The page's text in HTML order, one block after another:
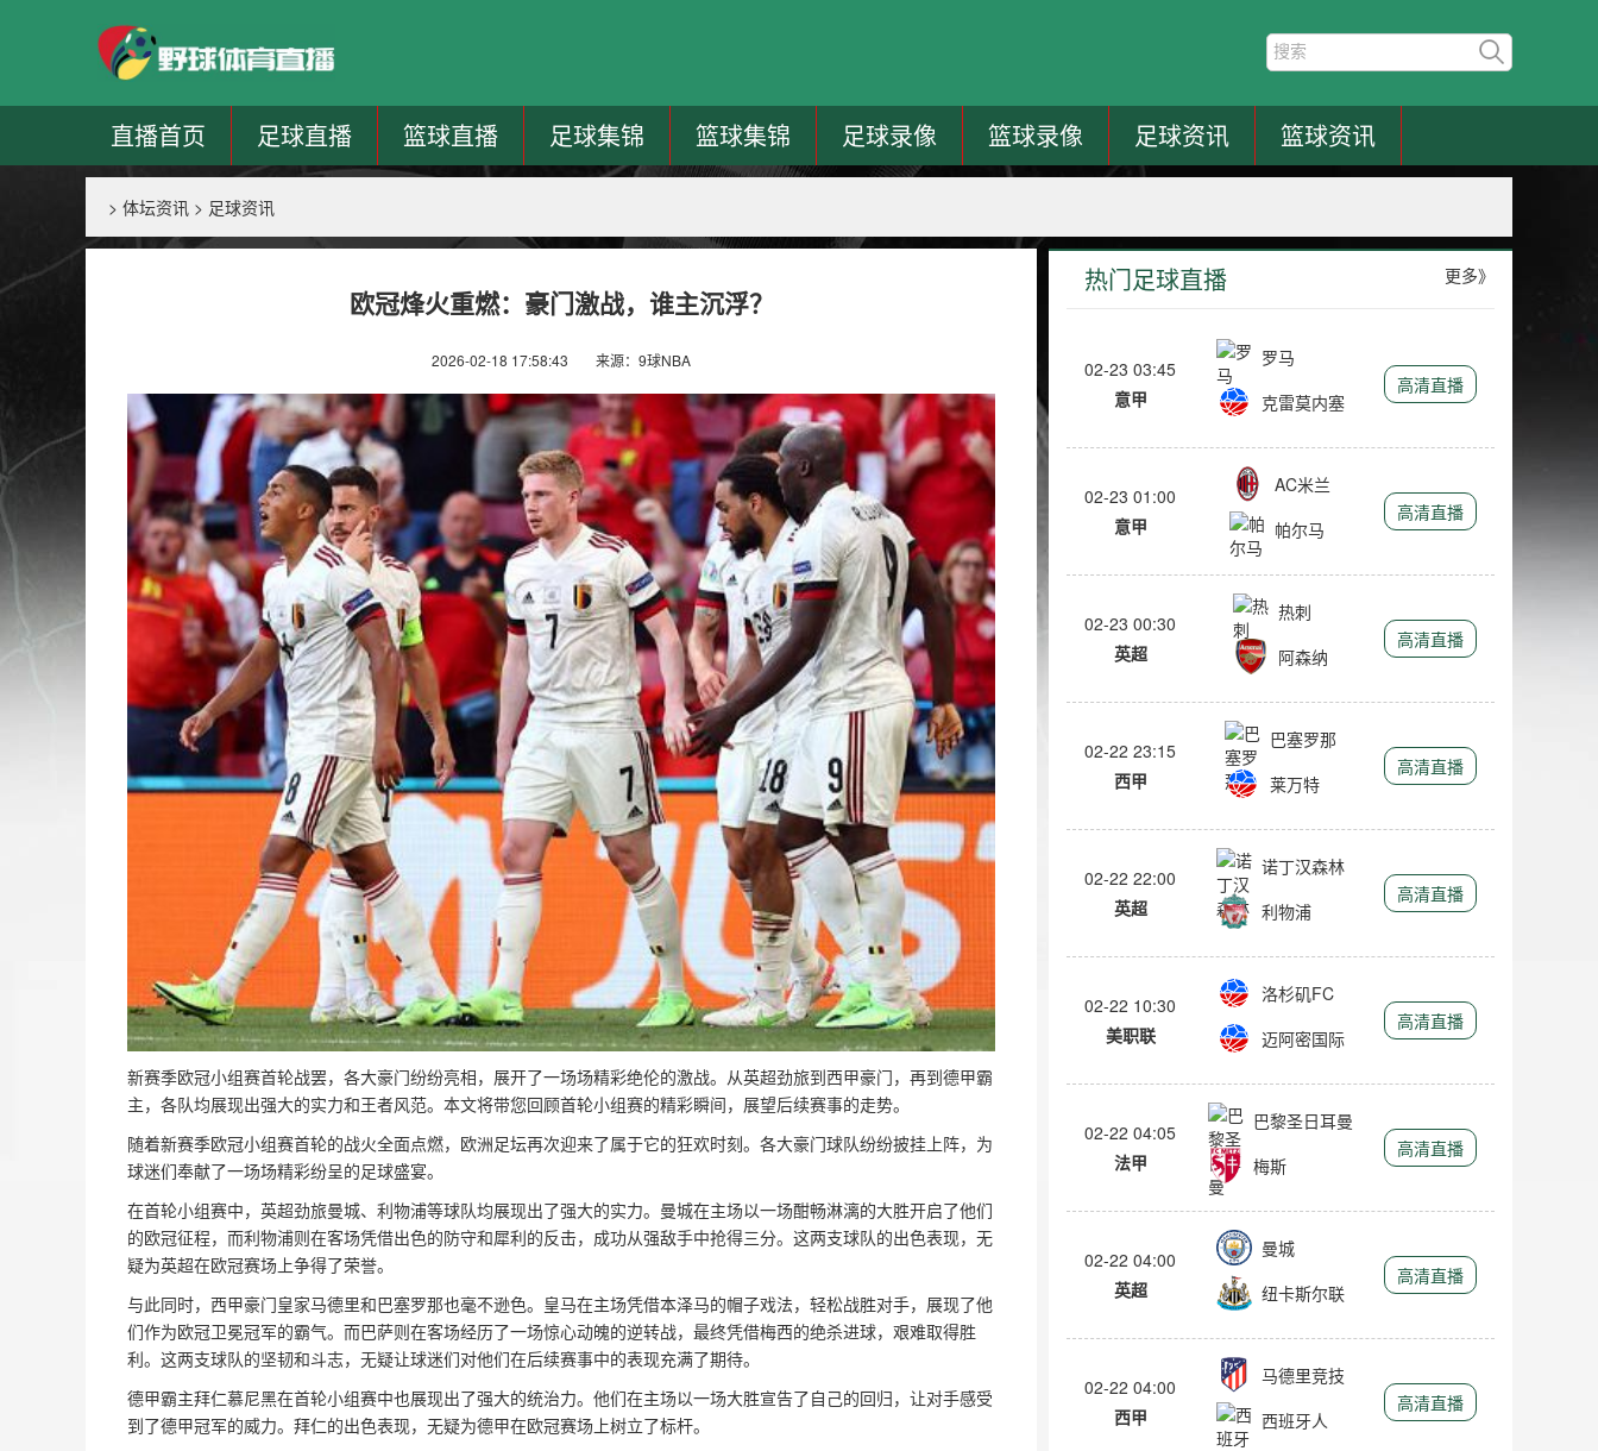
直播首页 足球直播 篮球直播 足球集锦 篮球集锦 足球录像 篮球录像 足球资讯 篮球资讯
> 体坛资讯 > 足球资讯
欧冠烽火重燃：豪门激战，谁主沉浮？
2026-02-18 17:58:43 来源：9球NBA
新赛季欧冠小组赛首轮战罢，各大豪门纷纷亮相，展开了一场场精彩绝伦的激战。从英超劲旅到西甲豪门，再到德甲霸
主，各队均展现出强大的实力和王者风范。本文将带您回顾首轮小组赛的精彩瞬间，展望后续赛事的走势。
随着新赛季欧冠小组赛首轮的战火全面点燃，欧洲足坛再次迎来了属于它的狂欢时刻。各大豪门球队纷纷披挂上阵，为
球迷们奉献了一场场精彩纷呈的足球盛宴。
在首轮小组赛中，英超劲旅曼城、利物浦等球队均展现出了强大的实力。曼城在主场以一场酣畅淋漓的大胜开启了他们
的欧冠征程，而利物浦则在客场凭借出色的防守和犀利的反击，成功从强敌手中抢得三分。这两支球队的出色表现，无
疑为英超在欧冠赛场上争得了荣誉。
与此同时，西甲豪门皇家马德里和巴塞罗那也毫不逊色。皇马在主场凭借本泽马的帽子戏法，轻松战胜对手，展现了他
们作为欧冠卫冕冠军的霸气。而巴萨则在客场经历了一场惊心动魄的逆转战，最终凭借梅西的绝杀进球，艰难取得胜
利。这两支球队的坚韧和斗志，无疑让球迷们对他们在后续赛事中的表现充满了期待。
德甲霸主拜仁慕尼黑在首轮小组赛中也展现出了强大的统治力。他们在主场以一场大胜宣告了自己的回归，让对手感受
到了德甲冠军的威力。拜仁的出色表现，无疑为德甲在欧冠赛场上树立了标杆。
热门足球直播 更多》
02-23 03:45
意甲
罗马
克雷莫内塞
高清直播
02-23 01:00
意甲
AC米兰
帕尔马
高清直播
02-23 00:30
英超
热刺
阿森纳
高清直播
02-22 23:15
西甲
巴塞罗那
莱万特
高清直播
02-22 22:00
英超
诺丁汉森林
利物浦
高清直播
02-22 10:30
美职联
洛杉矶FC
迈阿密国际
高清直播
02-22 04:05
法甲
巴黎圣日耳曼
梅斯
高清直播
02-22 04:00
英超
曼城
纽卡斯尔联
高清直播
02-22 04:00
西甲
马德里竞技
西班牙人
高清直播